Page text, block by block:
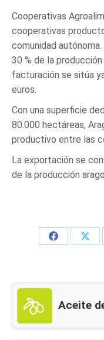
Cooperativas
cooperativas
comunidad
30 % de la
facturación se sitúa
euros.
Con una superficie
80.000 hectáreas,
productivo entre las
La exportación se
de la producción
Share
Aceite